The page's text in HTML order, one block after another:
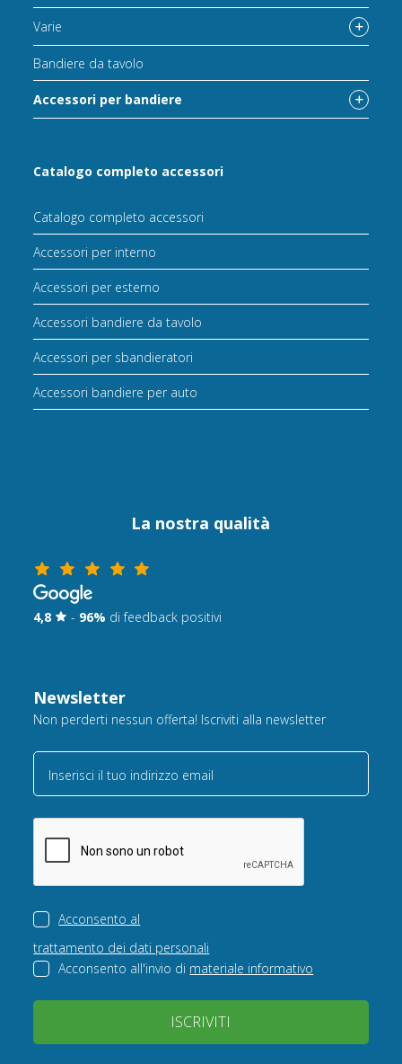
Varie
Bandiere da tavolo
Accessori per bandiere
Catalogo completo accessori
Catalogo completo accessori
Accessori per interno
Accessori per esterno
Accessori bandiere da tavolo
Accessori per sbandieratori
Accessori bandiere per auto
La nostra qualità
4,8 - 96% di feedback positivi
Newsletter
Non perderti nessun offerta! Iscriviti alla newsletter
Inserisci il tuo indirizzo email
Acconsento al
trattamento dei dati personali
Acconsento all'invio di materiale informativo
ISCRIVITI